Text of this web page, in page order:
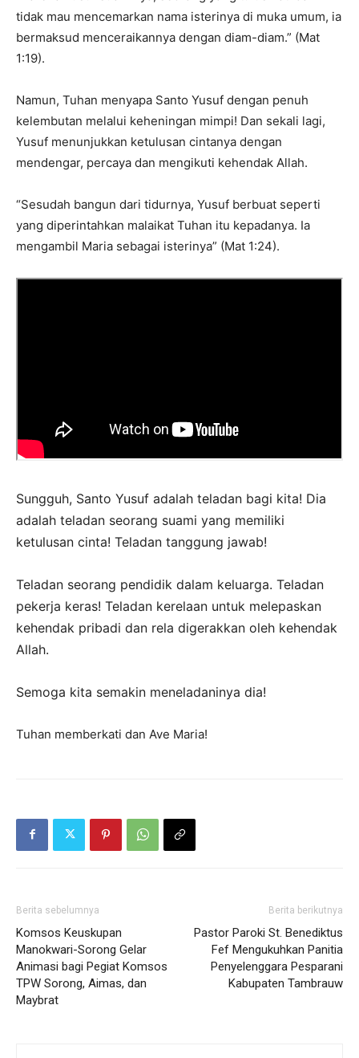
tidak mau mencemarkan nama isterinya di muka umum, ia
bermaksud menceraikannya dengan diam-diam.” (Mat
1:19).
Namun, Tuhan menyapa Santo Yusuf dengan penuh
kelembutan melalui keheningan mimpi! Dan sekali lagi,
Yusuf menunjukkan ketulusan cintanya dengan
mendengar, percaya dan mengikuti kehendak Allah.
“Sesudah bangun dari tidurnya, Yusuf berbuat seperti
yang diperintahkan malaikat Tuhan itu kepadanya. Ia
mengambil Maria sebagai isterinya” (Mat 1:24).
Sungguh, Santo Yusuf adalah teladan bagi kita! Dia
adalah teladan seorang suami yang memiliki
ketulusan cinta! Teladan tanggung jawab!
Teladan seorang pendidik dalam keluarga. Teladan
pekerja keras! Teladan kerelaan untuk melepaskan
kehendak pribadi dan rela digerakkan oleh kehendak
Allah.
Semoga kita semakin meneladaninya dia!
Tuhan memberkati dan Ave Maria!
Berita sebelumnya
Komsos Keuskupan
Manokwari-Sorong Gelar
Animasi bagi Pegiat Komsos
TPW Sorong, Aimas, dan
Maybrat
Berita berikutnya
Pastor Paroki St. Benediktus
Fef Mengukuhkan Panitia
Penyelenggara Pesparani
Kabupaten Tambrauw